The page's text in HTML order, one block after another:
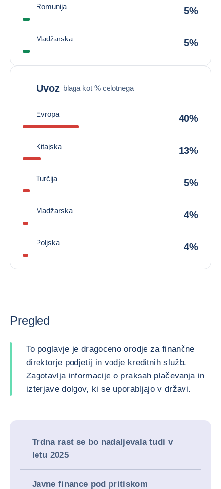
Romunija 5%
Madžarska 5%
Uvoz blaga kot % celotnega
Evropa 40%
Kitajska 13%
Turčija 5%
Madžarska 4%
Poljska 4%
Pregled
To poglavje je dragoceno orodje za finančne
direktorje podjetij in vodje kreditnih služb.
Zagotavlja informacije o praksah plačevanja in
izterjave dolgov, ki se uporabljajo v državi.
Trdna rast se bo nadaljevala tudi v
letu 2025
Javne finance pod pritiskom